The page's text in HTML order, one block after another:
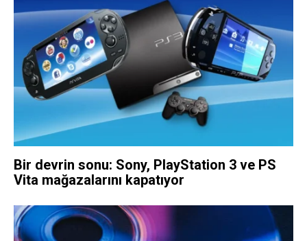
Bir devrin sonu: Sony, PlayStation 3 ve PS
Vita mağazalarını kapatıyor